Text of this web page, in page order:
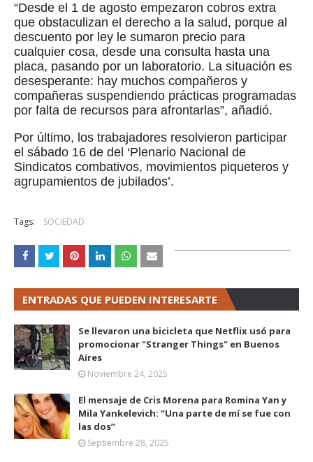
“Desde el 1 de agosto empezaron cobros extra
que obstaculizan el derecho a la salud, porque al
descuento por ley le sumaron precio para
cualquier cosa, desde una consulta hasta una
placa, pasando por un laboratorio. La situación es
desesperante: hay muchos compañeros y
compañeras suspendiendo prácticas programadas
por falta de recursos para afrontarlas”, añadió.
Por último, los trabajadores resolvieron participar
el sábado 16 de del ‘Plenario Nacional de
Sindicatos combativos, movimientos piqueteros y
agrupamientos de jubilados’.
Tags: SOCIEDAD
ENTRADAS QUE PUEDEN INTERESARTE
Se llevaron una bicicleta que Netflix usó para
promocionar "Stranger Things" en Buenos
Aires
Noviembre 24, 2025
El mensaje de Cris Morena para Romina Yan y
Mila Yankelevich: “Una parte de mí se fue con
las dos”
Septiembre 28, 2025